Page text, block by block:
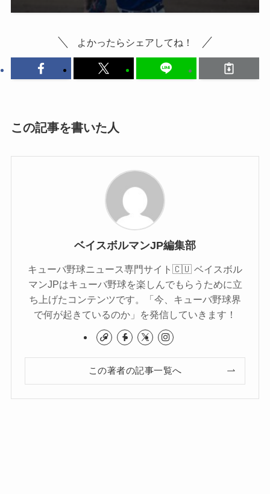
よかったらシェアしてね！
この記事を書いた人
ベイスボルマンJP編集部
キューバ野球ニュース専門サイト🇨🇺 ベイスボル
マンJPはキューバ野球を楽しんでもらうために立
ち上げたコンテンツです。「今、キューバ野球界
で何が起きているのか」を発信していきます！
この著者の記事一覧へ